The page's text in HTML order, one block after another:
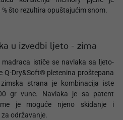
što rezultira opuštajućim snom.
u izvedbi ljeto - zima
ističe se navlaka sa ljeto-
Q-Dry&Soft® pletenina proštepana
strana je kombinacija iste
gr vune. Navlaka je sa patent
je moguće njeno skidanje i
održavanje.